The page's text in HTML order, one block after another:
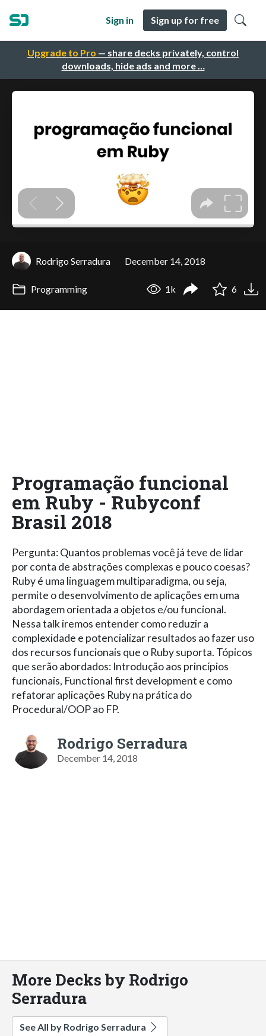
Upgrade to Pro — share decks privately, control
downloads, hide ads and more …
Sign in Sign up for free
Rodrigo Serradura December 14, 2018
Programming 1k 6
Programação funcional
em Ruby - Rubyconf
Brasil 2018
Pergunta: Quantos problemas você já teve de lidar
por conta de abstrações complexas e pouco coesas?
Ruby é uma linguagem multiparadigma, ou seja,
permite o desenvolvimento de aplicações em uma
abordagem orientada a objetos e/ou funcional.
Nessa talk iremos entender como reduzir a
complexidade e potencializar resultados ao fazer uso
dos recursos funcionais que o Ruby suporta. Tópicos
que serão abordados: Introdução aos princípios
funcionais, Functional first development e como
refatorar aplicações Ruby na prática do
Procedural/OOP ao FP.
Rodrigo Serradura
December 14, 2018
More Decks by Rodrigo
Serradura
See All by Rodrigo Serradura